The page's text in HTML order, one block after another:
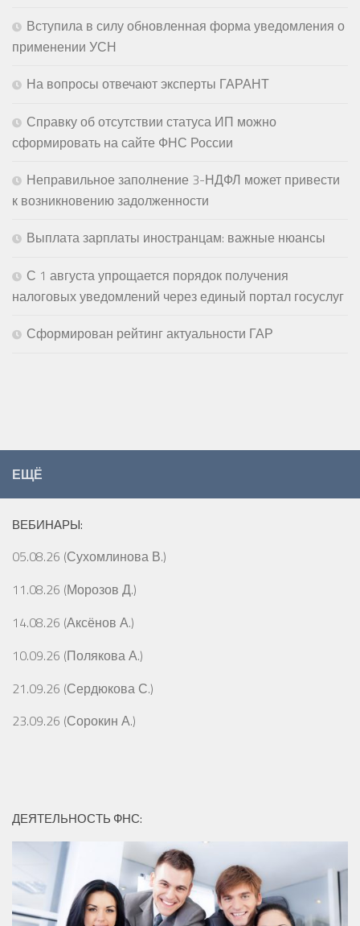
Вступила в силу обновленная форма уведомления о
применении УСН
На вопросы отвечают эксперты ГАРАНТ
Справку об отсутствии статуса ИП можно
сформировать на сайте ФНС России
Неправильное заполнение 3-НДФЛ может привести
к возникновению задолженности
Выплата зарплаты иностранцам: важные нюансы
С 1 августа упрощается порядок получения
налоговых уведомлений через единый портал госуслуг
Сформирован рейтинг актуальности ГАР
ЕЩЁ
ВЕБИНАРЫ:
05.08.26 (Сухомлинова В.)
11.08.26 (Морозов Д.)
14.08.26 (Аксёнов А.)
10.09.26 (Полякова А.)
21.09.26 (Сердюкова С.)
23.09.26 (Сорокин А.)
ДЕЯТЕЛЬНОСТЬ ФНС: